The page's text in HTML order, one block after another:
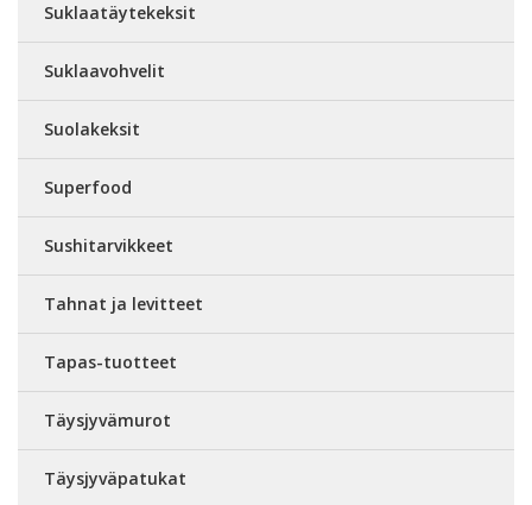
Suklaatäytekeksit
Suklaavohvelit
Suolakeksit
Superfood
Sushitarvikkeet
Tahnat ja levitteet
Tapas-tuotteet
Täysjyvämurot
Täysjyväpatukat